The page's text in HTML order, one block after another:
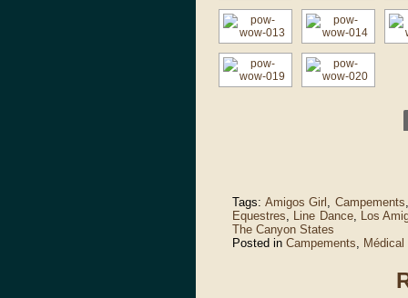
Tags: Amigos Girl ,Campements
Equestres, Line Dance, Los
The Canyon States
Posted in Campements,